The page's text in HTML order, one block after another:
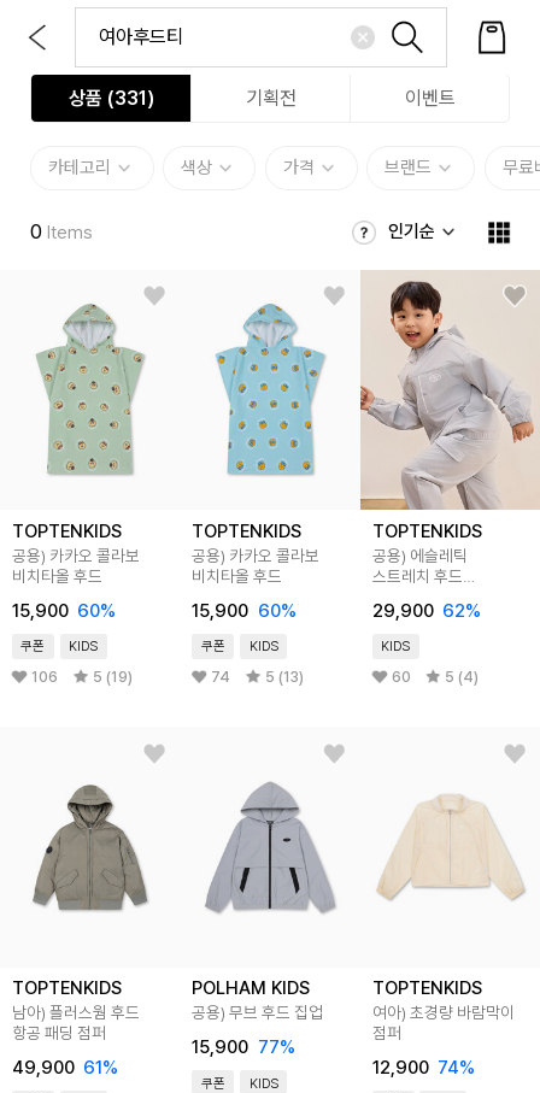
상품 (331 ) 기획전 이벤트
카테고리 색상 가격 브랜드 무료
0 Items 인기순
TOPTENKIDS
공용) 카카오 콜라보
비치타올 후드
15,900 60%
쿠폰 KIDS
106 5 (19)
TOPTENKIDS
공용) 카카오 콜라보
비치타올 후드
15,900 60%
쿠폰 KIDS
74 5 (13)
TOPTENKIDS
공용) 에슬레틱
스트레치 후드
29,900 62%
KIDS
60 5 (4)
TOPTENKIDS
남아) 플러스웜 후드
항공 패딩 점퍼
49,900 61 %
POLHAM KIDS
공용) 무브 후드 집업
15,900 77%
쿠폰 KIDS
TOPTENKIDS
여아) 초경량 바람막이
점퍼
12,900 74%